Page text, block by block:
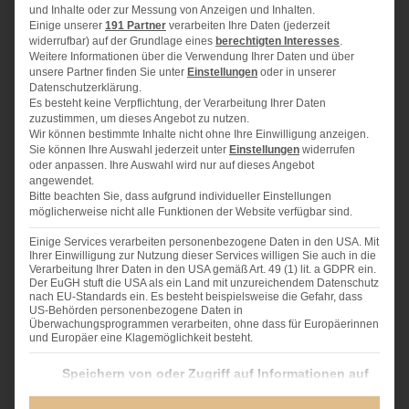
500 gMagerquark
Eier
120 gHaferkleie
120 gMandelmehl
10 gFlohsamenschalen
100 gSonnenblumenkerne
60 gLeinsamen
EL Öl
Päckchen Weinstein Backpulver
TL feines Meersalz
ZUBEREITUNG
und Inhalte oder zur Messung von Anzeigen und Inhalten.
Einige unserer 191 Partner verarbeiten Ihre Daten (jederzeit
widerrufbar) auf der Grundlage eines berechtigten Interesses.
Weitere Informationen über die Verwendung Ihrer Daten und über
unsere Partner finden Sie unter Einstellungen oder in unserer
Datenschutzerklärung.
Es besteht keine Verpflichtung, der Verarbeitung Ihrer Daten
zuzustimmen, um dieses Angebot zu nutzen.
Wir können bestimmte Inhalte nicht ohne Ihre Einwilligung anzeigen.
Sie können Ihre Auswahl jederzeit unter Einstellungen widerrufen
oder anpassen. Ihre Auswahl wird nur auf dieses Angebot
angewendet.
Bitte beachten Sie, dass aufgrund individueller Einstellungen
möglicherweise nicht alle Funktionen der Website verfügbar sind.
Einige Services verarbeiten personenbezogene Daten in den USA. Mit
Ihrer Einwilligung zur Nutzung dieser Services willigen Sie auch in die
Verarbeitung Ihrer Daten in den USA gemäß Art. 49 (1) lit. a GDPR ein.
Der EuGH stuft die USA als ein Land mit unzureichendem Datenschutz
nach EU-Standards ein. Es besteht beispielsweise die Gefahr, dass
US-Behörden personenbezogene Daten in
Überwachungsprogrammen verarbeiten, ohne dass für Europäerinnen
und Europäer eine Klagemöglichkeit besteht.
Im Folgenden finden Sie eine Liste der Zwecke des IAB Transparency and
Speichern von oder Zugriff auf Informationen auf